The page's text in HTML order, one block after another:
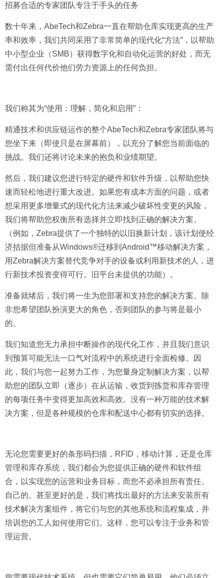
招募合适的专家团队专注于手头的任务
数十年来，AbeTech和Zebra一直在帮助仓库实现更高的生产
率和效率，我们共同采用了非常简单的现代化“方法”，以帮助
中小型企业（SMB）获得数字化和自动化运营的好处，而无
需付出任何代价他们劳力资源上的任何负担。
我们称其为“使用：理解，简化和启用”：
精通技术和供应链运作的整个AbeTech和Zebra专家团队将与
您坐下来（即使只是在屏幕前），以充分了解您当前面临的
挑战。我们还将讨论未来的抱负和业绩期望。
然后，我们建议您进行特定的硬件和软件升级，以帮助您快
速而轻松地进行重大改进。如果您有成本方面的问题，或者
想采用更多增量式的现代化方法来减少破坏性变更的风险，
我们将帮助您权衡所有选择并立即找到正确的解决方案。
（例如，Zebra提供了一个独特的以旧换新计划，该计划使经
济拮据但准备从Windows®迁移到Android™移动解决方案，
用Zebra解决方案替代竞争对手的设备或利用新技术的人，进
行新技术投资变得可行。旧平台未提供的功能）。
准备就绪后，我们将一生为您部署和支持您的解决方案。除
非您希望团队扮演更大的角色，否则团队的参与将是最小
的。
我们知道您无力承担中断操作的现代化工作，并且我们意识
到预算可能无法一口气对流程中的系统进行全面检修。因
此，我们与您一起努力工作，为您量身定制解决方案，以帮
助您的团队立即（逐步）在从运输，收货到拣货和库存管理
的每项任务中变得更加高效和高效。没有一种万能的技术解
决方案，但是各种规模的仓库和配送中心都有切实的选择。
无论您需要更好的条形码扫描，RFID，移动计算，还是仓库
管理和库存系统，我们都会为您提供正确的硬件和软件组
合，以实现您的运营和业务目标，而您不必承担所有责任。
自己的。甚至更好的是，我们将找出最好的方法来安装所有
技术解决方案组件，将它们与您的其他系统和流程集成，并
培训您的工人如何使用它们。这样，您可以专注于业务和管
理运营。